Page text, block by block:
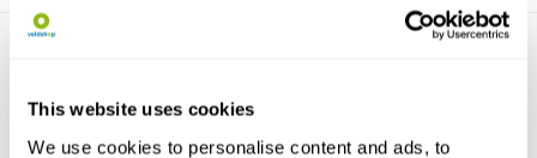
This website uses cookies
We use cookies to personalise content and ads, to